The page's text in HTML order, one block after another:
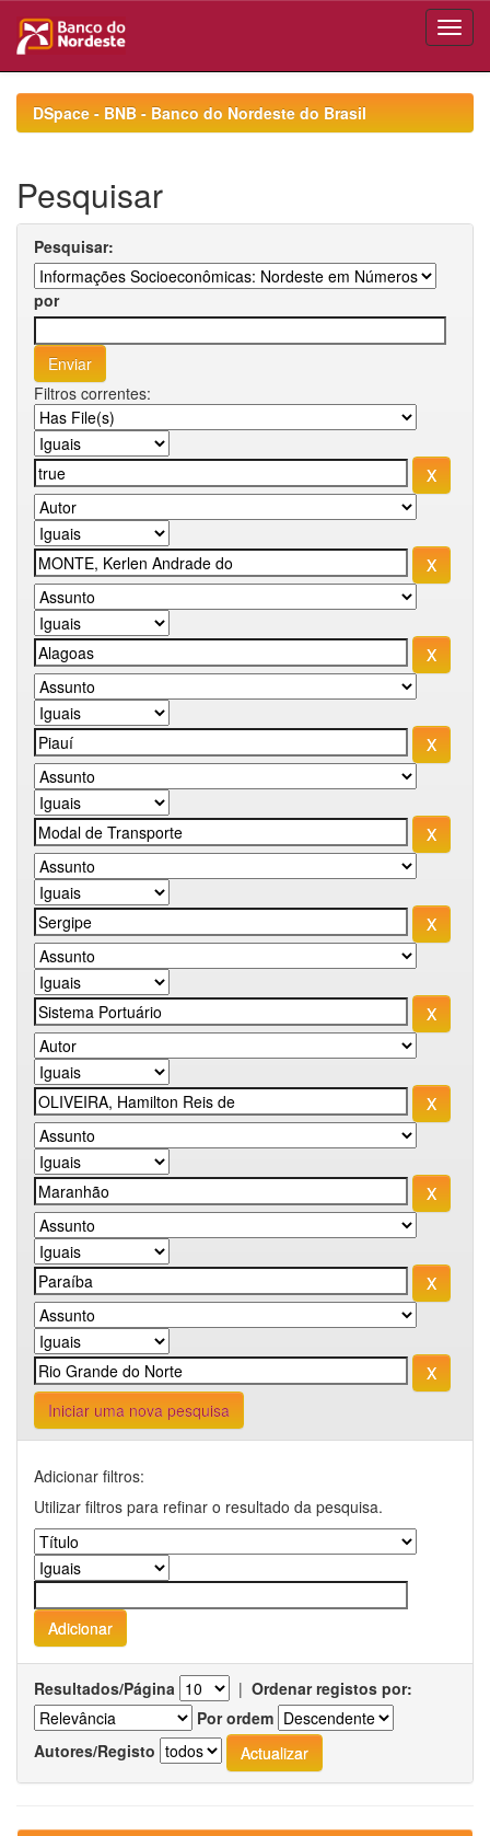
navigationDSpace - BNB - Banco do Nordeste do Brasil
Pesquisar
Pesquisar:
por
Filtros correntes:
Iniciar uma nova pesquisa
Adicionar filtros:
Utilizar filtros para refinar o resultado da pesquisa.
Resultados/Página | Ordenar registos por:
Por ordem
Autores/Registo